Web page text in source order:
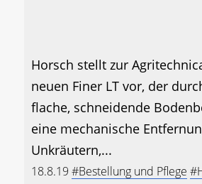
Horsch stellt zur
neuen Finer LT vor, der
flache, schneidende
eine mechanische
Unkräutern,...
18.8.19 #Bestellung und Pflege